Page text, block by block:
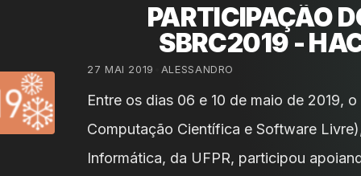
PARTICIPAÇÃO
SBRC2019 -
27 MAI 2019 ALESSANDRO
Entre os dias 06 e 10 de maio de 2019,
Computação Científica e Software
Informática, da UFPR, participou